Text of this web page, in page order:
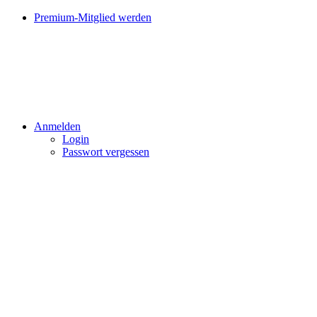
Premium-Mitglied werden
Anmelden
Login
Passwort vergessen